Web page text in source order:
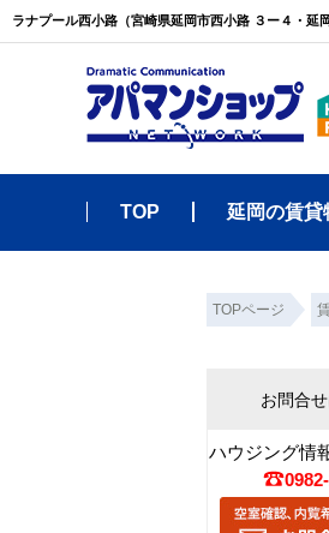
ラナプール西小路（宮崎県延岡市西小路 ３ー４・
TOP 延岡の賃貸
TOPページ
お問合
ハウジング情